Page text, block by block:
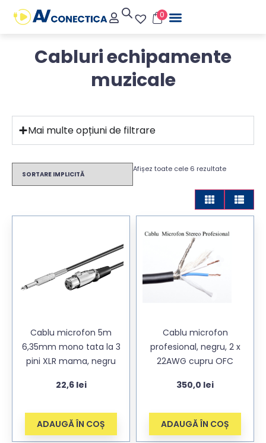
0
Cabluri echipamente
muzicale
Mai multe opțiuni de filtrare
Afișez toate cele 6 rezultate
Cablu microfon 5m
6,35mm mono tata la 3
pini XLR mama, negru
22,6 lei
ADAUGĂ ÎN COȘ
Cablu microfon
profesional, negru, 2 x
22AWG cupru OFC
350,0 lei
ADAUGĂ ÎN COȘ